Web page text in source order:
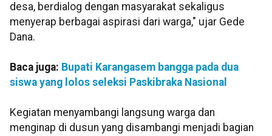
desa, berdialog dengan masyarakat sekaligus
menyerap berbagai aspirasi dari warga," ujar Gede
Dana.
Baca juga: Bupati Karangasem bangga pada dua
siswa yang lolos seleksi Paskibraka Nasional
Kegiatan menyambangi langsung warga dan
menginap di dusun yang disambangi menjadi bagian